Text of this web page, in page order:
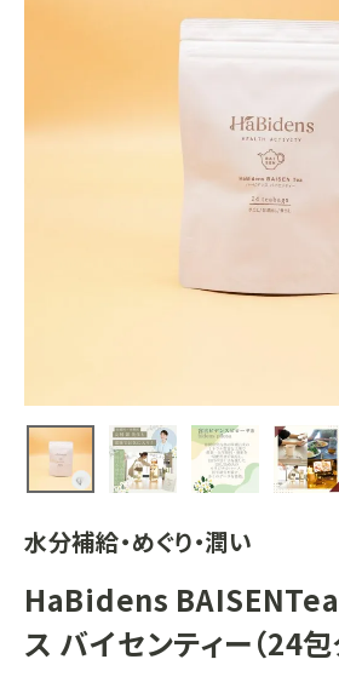
水分補給・めぐり・潤い
HaBidens
ス バイセンティー（24包